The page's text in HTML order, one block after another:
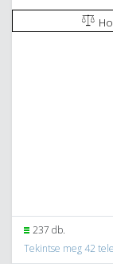
237 db.
Tekintse meg 42